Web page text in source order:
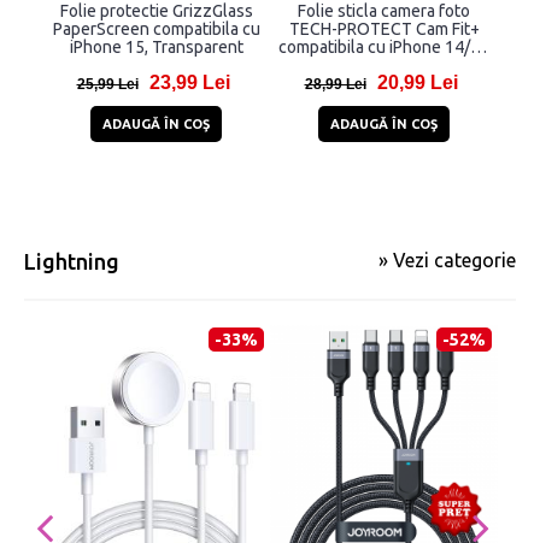
Folie protectie GrizzGlass
PaperScreen compatibila cu
iPhone 15, Transparent
25,99 Lei 23,99 Lei
ADAUGĂ ÎN COŞ
Folie sticla camera foto
TECH-PROTECT Cam Fit+
compatibila cu iPhone 14/14
28,99 Lei 20,99 Lei
ADAUGĂ ÎN COŞ
Lightning » Vezi categorie
-33% -52%